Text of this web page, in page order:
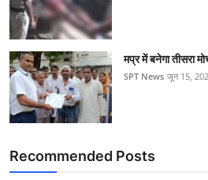
मप्र में बनेगा तीसरा
SPT News जून 15,
Recommended Posts